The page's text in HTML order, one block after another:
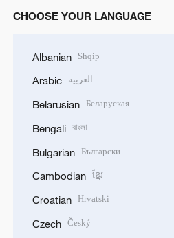
CHOOSE YOUR LANGUAGE
Albanian Shqip
Arabic العربية
Belarusian Беларуская
Bengali বাংলা
Bulgarian Български
Cambodian ខ្មែរ
Croatian Hrvatski
Czech Český